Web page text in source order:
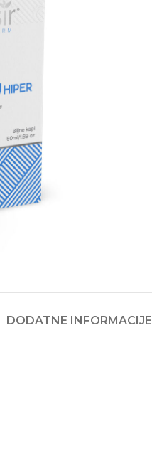
DODATNE INFORMACIJE